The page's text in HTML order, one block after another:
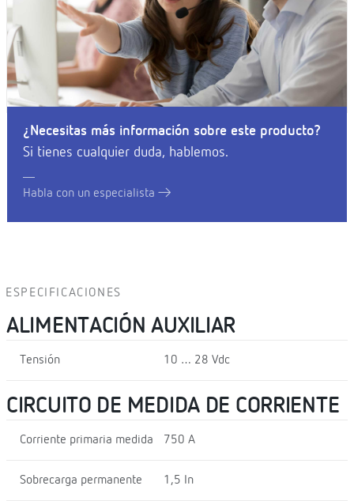
¿Necesitas más información sobre este producto?
Si tienes cualquier duda, hablemos.
Habla con un especialista
ESPECIFICACIONES
ALIMENTACIÓN AUXILIAR
Tensión 10 … 28 Vdc
CIRCUITO DE MEDIDA DE CORRIENTE
Corriente primaria medida 750 A
Sobrecarga permanente 1,5 In